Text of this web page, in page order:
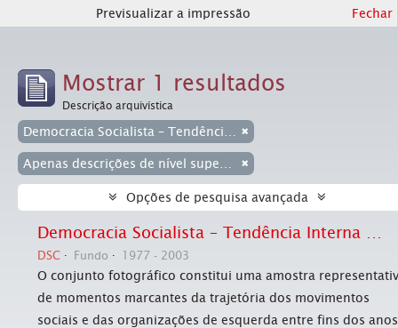
Previsualizar a impressão Fechar
Mostrar 1 resultados
Descrição arquivística
Opções de pesquisa avançada
Democracia Socialista – Tendência Interna do PT (jornal Em Tempo)
DSC Fundo 1977 - 2003
O conjunto fotográfico constitui uma amostra
de momentos marcantes da trajetória dos movimentos
sociais e das organizações de esquerda entre fins dos anos